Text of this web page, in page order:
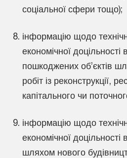
соціальної сфери тощо);
інформацію щодо
економічної доцільності
пошкоджених об’єктів
робіт із реконструкції,
капітального чи
інформацію щодо
економічної доцільності
шляхом нового